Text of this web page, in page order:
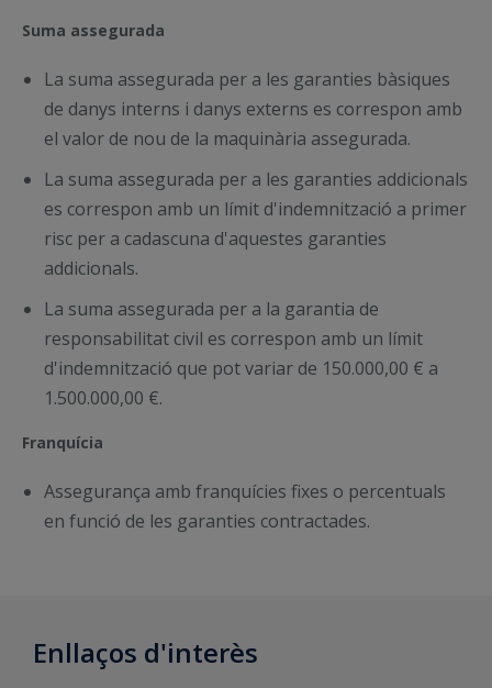
Suma assegurada
La suma assegurada per a les garanties bàsiques
de danys interns i danys externs es correspon amb
el valor de nou de la maquinària assegurada.
La suma assegurada per a les garanties addicionals
es correspon amb un límit d'indemnització a primer
risc per a cadascuna d'aquestes garanties
addicionals.
La suma assegurada per a la garantia de
responsabilitat civil es correspon amb un límit
d'indemnització que pot variar de 150.000,00 € a
1.500.000,00 €.
Franquícia
Assegurança amb franquícies fixes o percentuals
en funció de les garanties contractades.
Enllaços d'interès